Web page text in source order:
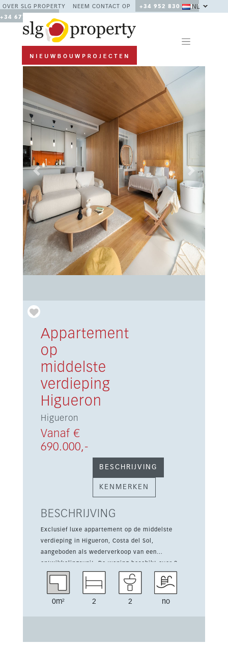
OVER SLG PROPERTY NEEM CONTACT OP
+34 952 830 378 /
+34 677 670 480
NL
Previous Next
Appartement
op
middelste
verdieping
Higueron
Higueron
Vanaf €
690.000,-
BESCHRIJVING
KENMERKEN
BESCHRIJVING
Exclusief luxe appartement op de middelste
verdieping in Higueron, Costa del Sol,
aangeboden als wederverkoop van een
ontwikkelingsunit. De woning beschikt over 2
slaapkamers en 2 badkamers, met een
bebouwde oppervlakte van 88 m² plus een terras
verkocht, inclusief een toeristische
0m² 2 2 no